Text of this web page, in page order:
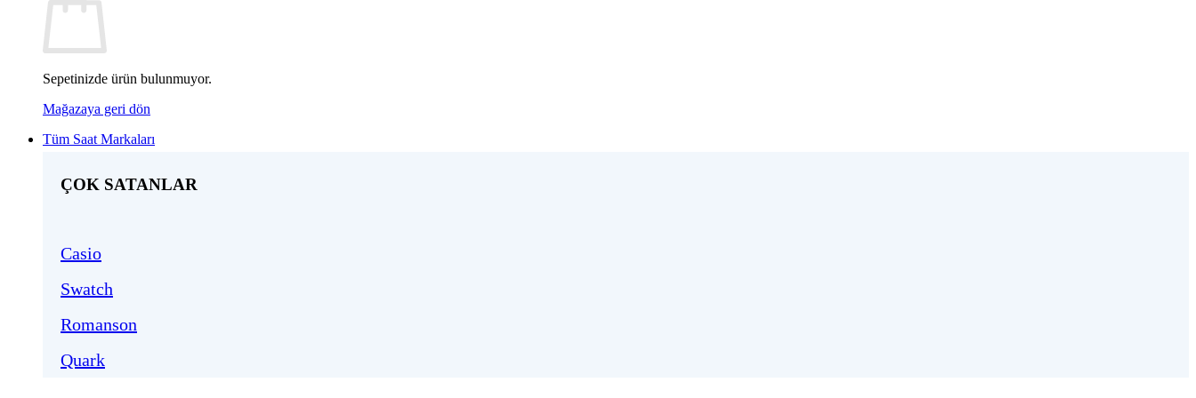
Sepetinizde ürün bulunmuyor.
Mağazaya geri dön
Tüm Saat Markaları
ÇOK SATANLAR
Casio
Swatch
Romanson
Quark